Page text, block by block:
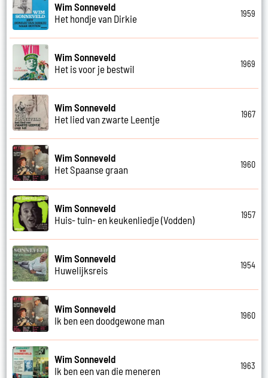
Wim Sonneveld
Het hondje van Dirkie
1959
Wim Sonneveld
Het is voor je bestwil
1969
Wim Sonneveld
Het lied van zwarte Leentje
1967
Wim Sonneveld
Het Spaanse graan
1960
Wim Sonneveld
Huis- tuin- en keukenliedje (Vodden)
1957
Wim Sonneveld
Huwelijksreis
1954
Wim Sonneveld
Ik ben een doodgewone man
1960
Wim Sonneveld
Ik ben een van die meneren
1963